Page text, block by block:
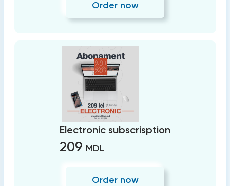
Order now
Electronic subscrisption
209 MDL
Order now